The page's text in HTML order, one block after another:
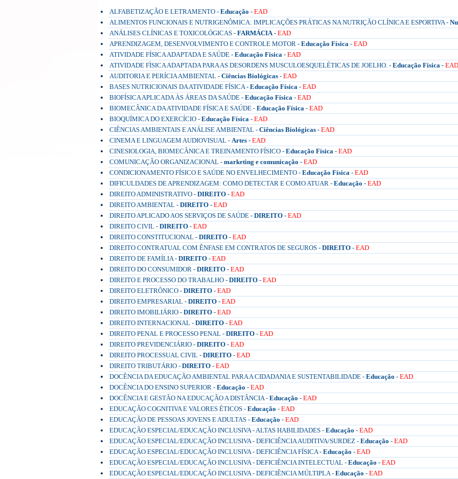
ALFABETIZAÇÃO E LETRAMENTO - Educação - EAD
ALIMENTOS FUNCIONAIS E NUTRIGENÔMICA: IMPLICAÇÕES PRÁTICAS NA NUTRIÇÃO CLÍNICA E ESPORTIVA -
ANÁLISES CLÍNICAS E TOXICOLÓGICAS - FARMÁCIA- EAD
APRENDIZAGEM, DESENVOLVIMENTO E CONTROLE MOTOR - Educação Física - EAD
ATIVIDADE FÍSICA ADAPTADA E SAÚDE - Educação Física - EAD
ATIVIDADE FÌSICA ADAPTADA PARA AS DESORDENS MUSCULOESQUELÉTICAS DE JOELHO. - Educação Física - EAD
AUDITORIA E PERÍCIA AMBIENTAL - Ciências Biológicas- EAD
BASES NUTRICIONAIS DA ATIVIDADE FÍSICA - Educação Física - EAD
BIOFÍSICA APLICADA ÀS ÁREAS DA SAÚDE - Educação Física - EAD
BIOMECÂNICA DA ATIVIDADE FÍSICA E SAÚDE - Educação Física - EAD
BIOQUÍMICA DO EXERCÍCIO - Educação Física - EAD
CIÊNCIAS AMBIENTAIS E ANÁLISE AMBIENTAL - Ciências Biológicas- EAD
CINEMA E LINGUAGEM AUDIOVISUAL - Artes- EAD
CINESIOLOGIA, BIOMECÂNICA E TREINAMENTO FÍSICO - Educação Física - EAD
COMUNICAÇÃO ORGANIZACIONAL - marketing e comunicação - EAD
CONDICIONAMENTO FÍSICO E SAÚDE NO ENVELHECIMENTO - Educação Física - EAD
DIFICULDADES DE APRENDIZAGEM: COMO DETECTAR E COMO ATUAR - Educação - EAD
DIREITO ADMINISTRATIVO - DIREITO- EAD
DIREITO AMBIENTAL - DIREITO- EAD
DIREITO APLICADO AOS SERVIÇOS DE SAÚDE - DIREITO- EAD
DIREITO CIVIL - DIREITO- EAD
DIREITO CONSTITUCIONAL - DIREITO- EAD
DIREITO CONTRATUAL COM ÊNFASE EM CONTRATOS DE SEGUROS - DIREITO- EAD
DIREITO DE FAMÍLIA - DIREITO- EAD
DIREITO DO CONSUMIDOR - DIREITO- EAD
DIREITO E PROCESSO DO TRABALHO - DIREITO- EAD
DIREITO ELETRÔNICO - DIREITO- EAD
DIREITO EMPRESARIAL - DIREITO- EAD
DIREITO IMOBILIÁRIO - DIREITO- EAD
DIREITO INTERNACIONAL - DIREITO- EAD
DIREITO PENAL E PROCESSO PENAL - DIREITO- EAD
DIREITO PREVIDENCIÁRIO - DIREITO- EAD
DIREITO PROCESSUAL CIVIL - DIREITO- EAD
DIREITO TRIBUTÁRIO - DIREITO- EAD
DOCÊNCIA DA EDUCAÇÃO AMBIENTAL PARA A CIDADANIA E SUSTENTABILIDADE - Educação - EAD
DOCÊNCIA DO ENSINO SUPERIOR - Educação - EAD
DOCÊNCIA E GESTÃO NA EDUCAÇÃO A DISTÂNCIA - Educação - EAD
EDUCAÇÃO COGNITIVA E VALORES ÉTICOS - Educação - EAD
EDUCAÇÃO DE PESSOAS JOVENS E ADULTAS - Educação - EAD
EDUCAÇÃO ESPECIAL/EDUCAÇÃO INCLUSIVA - ALTAS HABILIDADES - Educação - EAD
EDUCAÇÃO ESPECIAL/EDUCAÇÃO INCLUSIVA - DEFICIÊNCIA AUDITIVA/SURDEZ - Educação - EAD
EDUCAÇÃO ESPECIAL/EDUCAÇÃO INCLUSIVA - DEFICIÊNCIA FÍSICA - Educação - EAD
EDUCAÇÃO ESPECIAL/EDUCAÇÃO INCLUSIVA - DEFICIÊNCIA INTELECTUAL - Educação - EAD
EDUCAÇÃO ESPECIAL/EDUCAÇÃO INCLUSIVA - DEFICIÊNCIA MÚLTIPLA - Educação - EAD